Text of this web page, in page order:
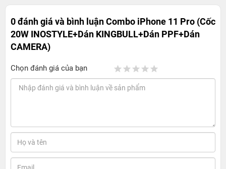
0 đánh giá và bình luậnCombo iPhone 11 Pro (Cốc
20W INOSTYLE+Dán KINGBULL+Dán PPF+Dán
CAMERA)
Chọn đánh giá của bạn